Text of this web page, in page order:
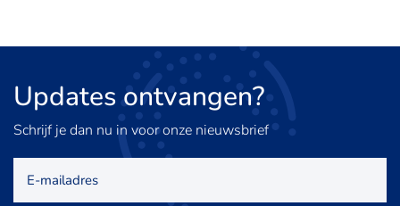
Updates ontvangen?
Schrijf je dan nu in voor onze nieuwsbrief
mailadres